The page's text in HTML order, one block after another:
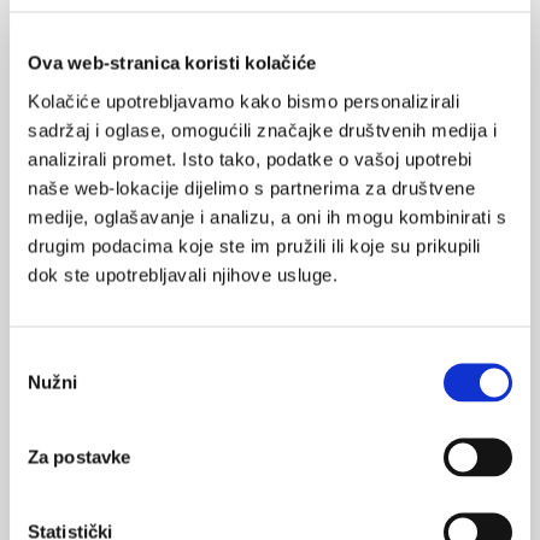
Ova web-stranica koristi kolačiće
Kolačiće upotrebljavamo kako bismo personalizirali
sadržaj i oglase, omogućili značajke društvenih medija i
analizirali promet. Isto tako, podatke o vašoj upotrebi
naše web-lokacije dijelimo s partnerima za društvene
medije, oglašavanje i analizu, a oni ih mogu kombinirati s
drugim podacima koje ste im pružili ili koje su prikupili
dok ste upotrebljavali njihove usluge.
pristanka
Nužni
Za postavke
Statistički
željezo kognitivne funkcije
POVRATAK
NA VRH
VEZANI SADRŽAJ
prekomjernom tjelesnom masom
Mogu li GLP1RA lijekovi smanjiti visoke razine